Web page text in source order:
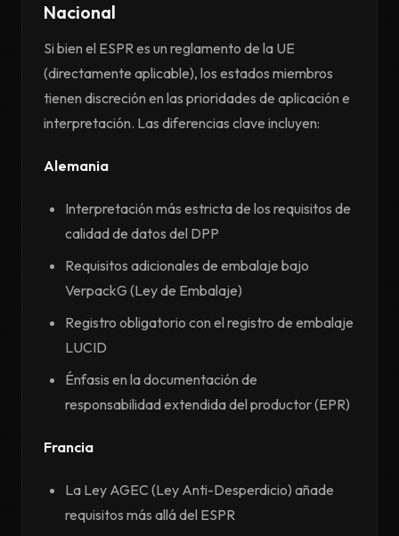
Nacional
Si bien el ESPR es un reglamento de la UE
(directamente aplicable), los estados miembros
tienen discreción en las prioridades de aplicación e
interpretación. Las diferencias clave incluyen:
Alemania
Interpretación más estricta de los requisitos de
calidad de datos del DPP
Requisitos adicionales de embalaje bajo
VerpackG (Ley de Embalaje)
Registro obligatorio con el registro de embalaje
LUCID
Énfasis en la documentación de
responsabilidad extendida del productor (EPR)
Francia
La Ley AGEC (Ley Anti-Desperdicio) añade
requisitos más allá del ESPR